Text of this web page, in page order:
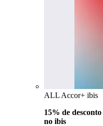
ALL Accor+ ibis
15% de desconto
no ibis